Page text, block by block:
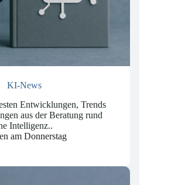
Entwicklungen, Trends
aus der Beratung rund
Intelligenz..
am Donnerstag